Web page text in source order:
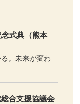
式典（熊本
。未来が変わ
合支援協議会